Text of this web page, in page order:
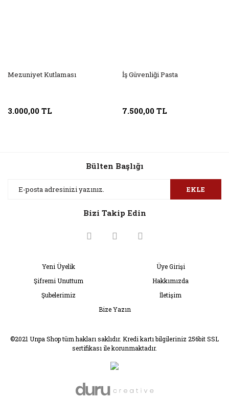
Mezuniyet Kutlaması
3.000,00 TL
İş Güvenliği Pasta
7.500,00 TL
Bülten Başlığı
EKLE
Bizi Takip Edin
Yeni Üyelik
Üye Girişi
Şifremi Unuttum
Hakkımızda
Şubelerimiz
İletişim
Bize Yazın
©2021 Unpa Shop tüm hakları saklıdır. Kredi kartı bilgileriniz 256bit SSL
sertifikası ile korunmaktadır.